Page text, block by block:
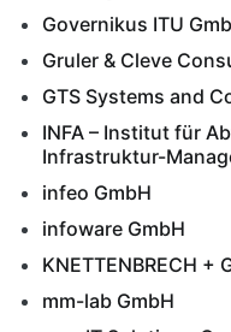
Governikus ITU
Gruler & Cleve
GTS Systems and
INFA – Institut für
Infrastruktur-
infeo GmbH
infoware GmbH
KNETTENBRECH +
mm-lab GmbH